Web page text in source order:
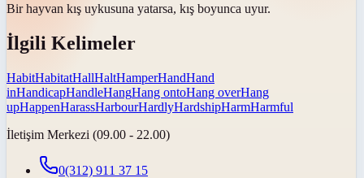
Bir hayvan kış uykusuna yatarsa, kış boyunca uyur.
İlgili Kelimeler
HabitHabitatHallHaltHamperHandHand
inHandicapHandleHangHang ontoHang overHang
upHappenHarassHarbourHardlyHardshipHarmHarmful
İletişim Merkezi (09.00 - 22.00)
0(312) 911 37 15